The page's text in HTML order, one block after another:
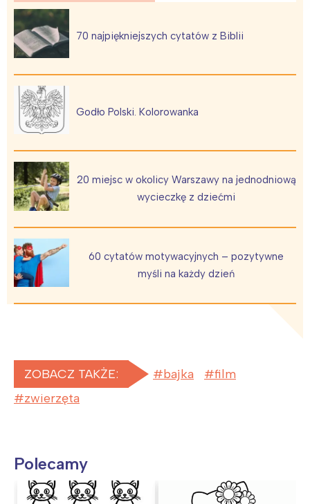
70 najpiękniejszych cytatów z Biblii
Godło Polski. Kolorowanka
20 miejsc w okolicy Warszawy na jednodniową
wycieczkę z dziećmi
60 cytatów motywacyjnych – pozytywne
myśli na każdy dzień
ZOBACZ TAKŻE: bajka
film
zwierzęta
Polecamy
Łódź
Trójmiasto
Poznań
Wrocław
Południe
Wszystkie
Wybieram